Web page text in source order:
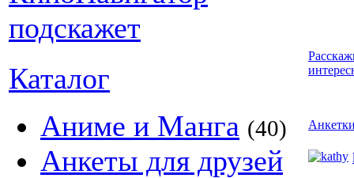
Каталог
Аниме и Манга (40)
Анкеты для друзей